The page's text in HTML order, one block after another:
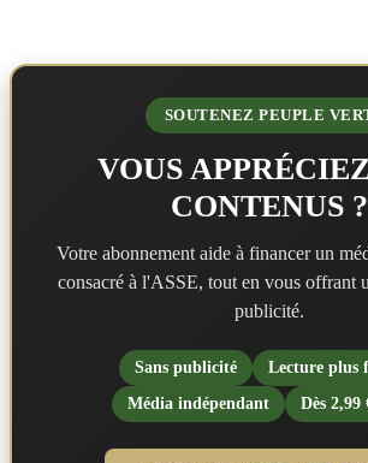
SOUTENEZ PEUPLE
VOUS
CONTENUS ?
Votre abonnement aide à financer un
consacré à l'ASSE, tout en vous offrant
publicité.
Sans publicité
Lecture plus
Média indépendant
Dès 2,99